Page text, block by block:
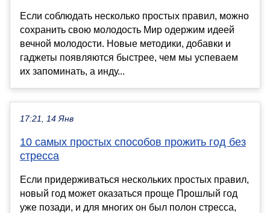
Если соблюдать несколько простых правил, можно
сохранить свою молодость Мир одержим идеей
вечной молодости. Новые методики, добавки и
гаджеты появляются быстрее, чем мы успеваем
их запоминать, а инду...
17:21, 14 Янв
10 самых простых способов прожить год без
стресса
Если придерживаться нескольких простых правил,
новый год может оказаться проще Прошлый год
уже позади, и для многих он был полон стресса,